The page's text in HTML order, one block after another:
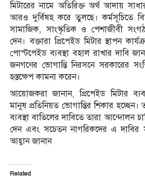
মিটারের নামে অতিরিক্ত অর্থ আদায়
আরও দুর্বিষহ করে তুলছে। কর্মসূচিতে
সামাজিক, সাংস্কৃতিক ও পেশাজীবী
দেন। বক্তারা প্রিপেইড মিটার স্থাপন
পোস্টপেইড ব্যবস্থা বহাল রাখার দাবি
জনগণের ভোগান্তি নিরসনে সরকারের
হস্তক্ষেপ কামনা করেন।
আয়োজকরা জানান, প্রিপেইড মিটার
মানুষ প্রতিনিয়ত ভোগান্তির শিকার হচ্ছেন।
ব্যবস্থা বাতিলের দাবিতে তারা আন্দোলন
দেন এবং সচেতন নাগরিকদের এ দাবির
আহ্বান জানান
Related